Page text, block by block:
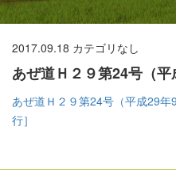
2017.09.18 カテゴリなし
あぜ道Ｈ２９第24号（平
あぜ道Ｈ２９第24号（平成29
行］